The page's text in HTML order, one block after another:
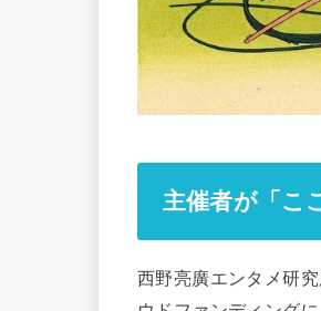
主催者が「こ
西野亮廣エンタメ研